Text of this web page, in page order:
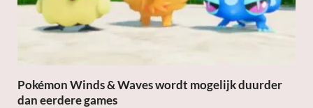
Pokémon Winds & Waves wordt mogelijk duurder
dan eerdere games